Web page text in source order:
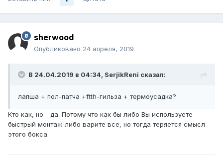
sherwood
Опубликовано 24 апреля, 2019
В 24.04.2019 в 04:34, SerjikReni сказал:
лапша + пол-патча +ftth-гильза + термоусадка?
Кто как, но - да. Потому что как бы либо Вы используете
быстрый монтаж либо варите все, но тогда теряется смысл
этого бокса.